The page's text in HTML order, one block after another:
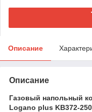
Описание
Описание
Газовый напольный
Logano plus KB372-